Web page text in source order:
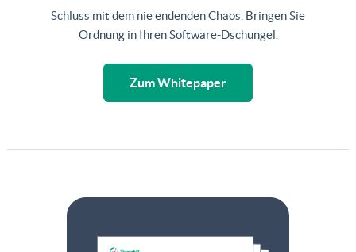
Schluss mit dem nie endenden Chaos. Bringen Sie
Ordnung in Ihren Software-Dschungel.
Zum Whitepaper